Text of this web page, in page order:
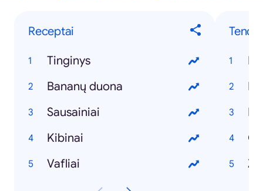
Receptai
Tinginys
Bananų duona
Sausainiai
Kibinai
Vafliai